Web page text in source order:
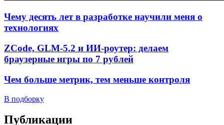
Чему десять лет в разработке научили меня о
технологиях
ZCode, GLM-5.2 и ИИ-роутер: делаем
браузерные игры по 7 рублей
Чем больше метрик, тем меньше контроля
В подборку
Публикации